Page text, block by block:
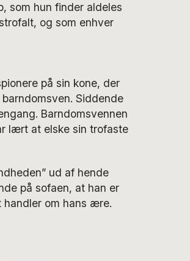
som hun finder aldeles
og som enhver
på sin kone, der
Siddende
Barndomsvennen
lært at elske sin trofaste
ud af hende
på sofaen, at han er
om hans ære.